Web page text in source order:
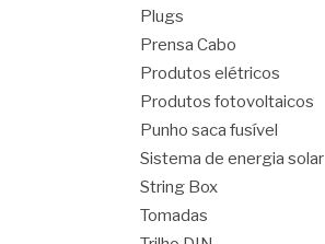
Plugs
Prensa Cabo
Produtos elétricos
Produtos fotovoltaicos
Punho saca fusível
Sistema de energia solar
String Box
Tomadas